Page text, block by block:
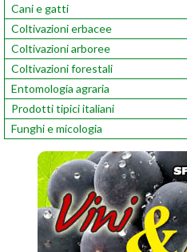
Cani e gatti
Coltivazioni erbacee
Coltivazioni arboree
Coltivazioni forestali
Entomologia agraria
Prodotti tipici italiani
Funghi e micologia